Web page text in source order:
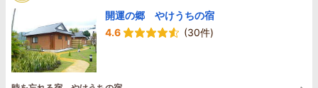
開運の郷 やけうちの宿
4.6
(30件)